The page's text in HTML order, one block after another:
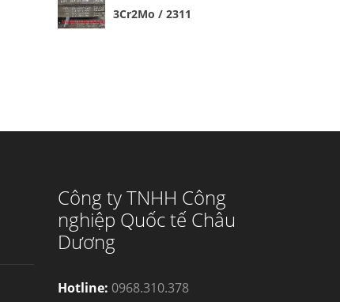
3Cr2Mo / 2311
Công ty TNHH Công
nghiệp Quốc tế Châu
Dương
Hotline: 0968.310.378